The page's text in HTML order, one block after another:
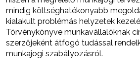
mindig költséghatékonyabb
kialakult problémás helyzetek
Törvénykönyve munkavállalóknak
szerzőjeként átfogó tudással
munkajogi szabályozásról.